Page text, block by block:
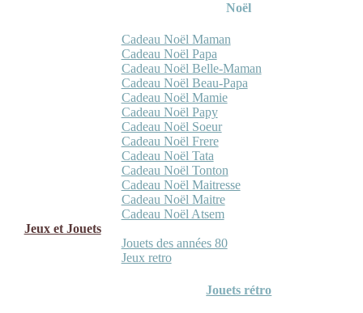
Noël
Cadeau Noël Maman
Cadeau Noël Papa
Cadeau Noël Belle-Maman
Cadeau Noël Beau-Papa
Cadeau Noël Mamie
Cadeau Noël Papy
Cadeau Noël Soeur
Cadeau Noël Frere
Cadeau Noël Tata
Cadeau Noël Tonton
Cadeau Noël Maitresse
Cadeau Noël Maitre
Cadeau Noël Atsem
Jeux et Jouets
Jouets des années 80
Jeux retro
Jouets rétro